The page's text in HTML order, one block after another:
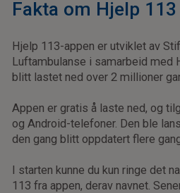
Fakta om Hjelp 113
Hjelp 113-appen er utviklet av
Luftambulanse i samarbeid med
blitt lastet ned over 2 millioner
Appen er gratis å laste ned, og
og Android-telefoner. Den ble
den gang blitt oppdatert flere
I starten kunne du kun ringe det
113 fra appen, derav navnet.